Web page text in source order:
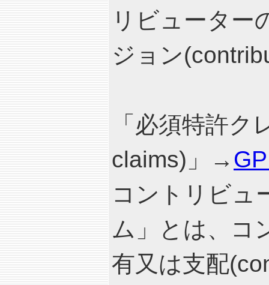
リビューター
ジョン
「必須特許
claims)」→
コントリビュ
ム」とは、コ
有又は支配